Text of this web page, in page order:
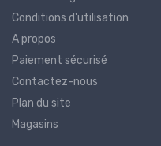
Conditions d'utilisation
A propos
Paiement sécurisé
Contactez-nous
Plan du site
Magasins